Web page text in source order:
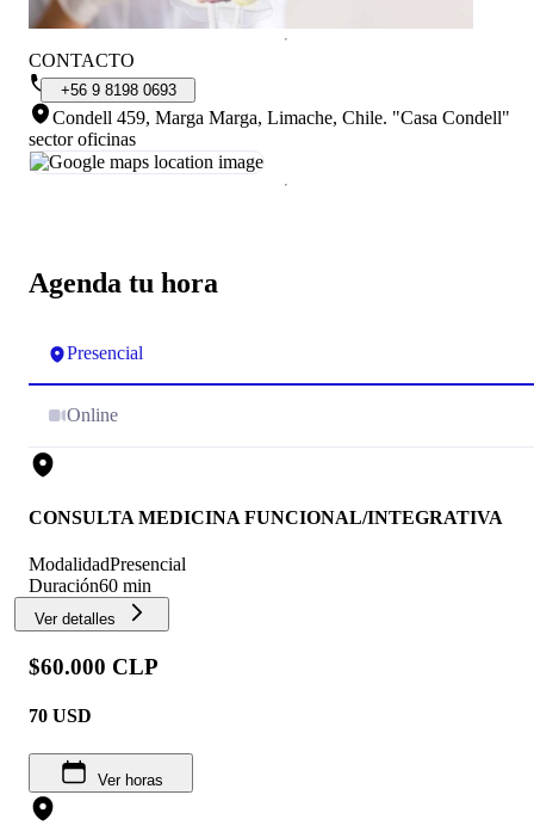
Agenda tu hora
Presencial
Online
CONSULTA MEDICINA FUNCIONAL/INTEGRATIVA
ModalidadPresencial
Duración60 min
Ver detalles
$60.000 CLP
70 USD
Ver horas
CONTACTO
+56 9 8198 0693
Condell 459, Marga Marga, Limache, Chile. "Casa Condell"
sector oficinas